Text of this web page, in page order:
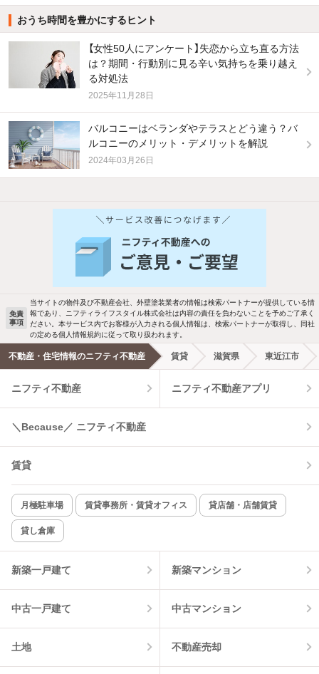
おうち時間を豊かにするヒント
【女性50人にアンケート】失恋から立ち直る方法
は？期間・行動別に見る辛い気持ちを乗り越え
る対処法
2025年11月28日
バルコニーはベランダやテラスとどう違う？バ
ルコニーのメリット・デメリットを解説
2024年03月26日
他の人はこんな条件で絞り込んでいます！
バス・トイレ別 2階以上
駐車場あり ペット相談
洗濯機置場あり 独立洗面台
エアコンあり 都市ガス
温水洗浄便座 オートロック
コンロ2口以上
新着のみ インターネット無料
該当件数:
6
免責
事項
当サイトの物件及び不動産会社、外壁塗装業者の情報は検索パートナーが提供している情
報であり、ニフティライフスタイル株式会社は内容の責任を負わないことを予めご了承く
ださい。本サービス内でお客様が入力される個人情報は、検索パートナーが取得し、同社
の定める個人情報規約に従って取り扱われます。
不動産・住宅情報のニフティ不動産 賃貸 滋賀県 東近江市
ニフティ不動産 ニフティ不動産アプリ
＼Because／ ニフティ不動産
賃貸
月極駐車場 賃貸事務所・賃貸オフィス 貸店舗・店舗賃貸
貸し倉庫
新築一戸建て 新築マンション
中古一戸建て 中古マンション
土地 不動産売却